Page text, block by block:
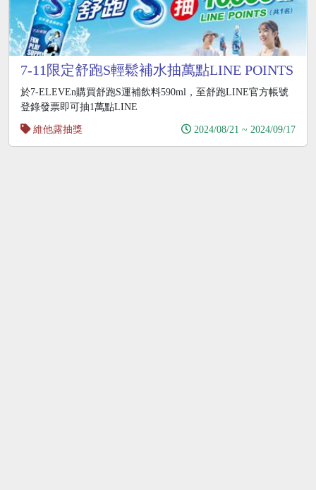
7-11限定舒跑S輕鬆補水抽萬點LINE POINTS
於7-ELEVEn購買舒跑S運補飲料590ml，至舒跑LINE官方帳號
登錄發票即可抽1萬點LINE
維他露抽獎
2024/08/21 ~ 2024/09/17